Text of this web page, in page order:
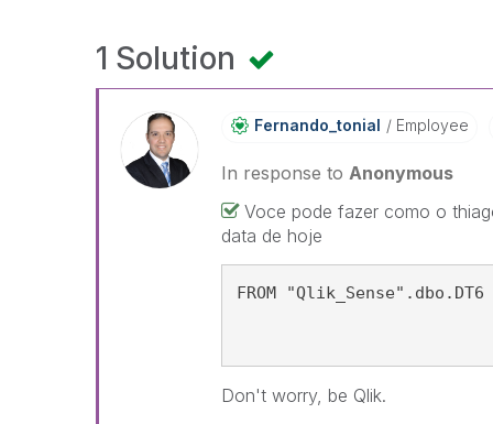
1 Solution
Fernando_tonial Employee
In response toAnonymous
Voce pode fazer como o
data de hoje
FROM "Qlik_Sense".dbo.DT6
Don't worry, be Qlik.